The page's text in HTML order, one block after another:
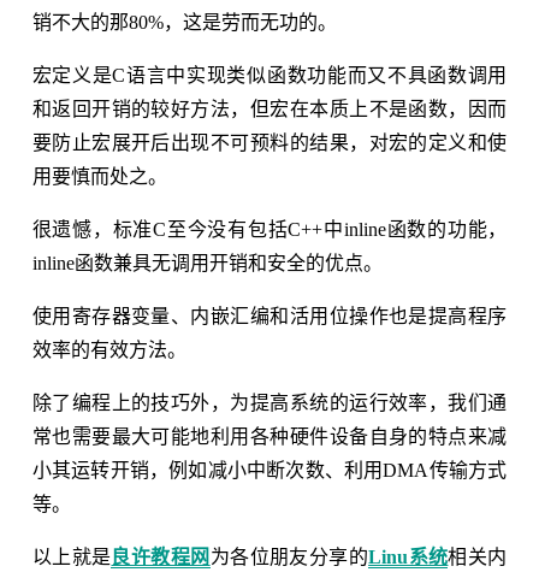
销不大的那80%，这是劳而无功的。
宏定义是C语言中实现类似函数功能而又不具函数调用
和返回开销的较好方法，但宏在本质上不是函数，因而
要防止宏展开后出现不可预料的结果，对宏的定义和使
用要慎而处之。
很遗憾，标准C至今没有包括C++中inline函数的功能，
inline函数兼具无调用开销和安全的优点。
使用寄存器变量、内嵌汇编和活用位操作也是提高程序
效率的有效方法。
除了编程上的技巧外，为提高系统的运行效率，我们通
常也需要最大可能地利用各种硬件设备自身的特点来减
小其运转开销，例如减小中断次数、利用DMA传输方式
等。
以上就是 良许教程网 为各位朋友分享的Linu系统相关内